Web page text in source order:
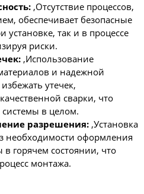
,Отсутствие процессов,
обеспечивает безопасные
установке, так и в процессе
риски.
,Использование
и надежной
утечек,
сварки, что
в целом.
разрешения:,Установка
необходимости оформления
горячем состоянии, что
монтажа.